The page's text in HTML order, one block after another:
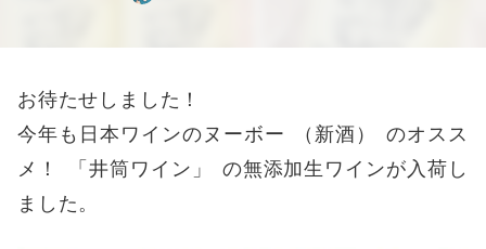
お待たせしました！
今年も日本ワインのヌーボー
（ 新酒 ）
のオスス
メ！
「 井筒ワイン 」
の無添加生ワインが入荷し
ました 。